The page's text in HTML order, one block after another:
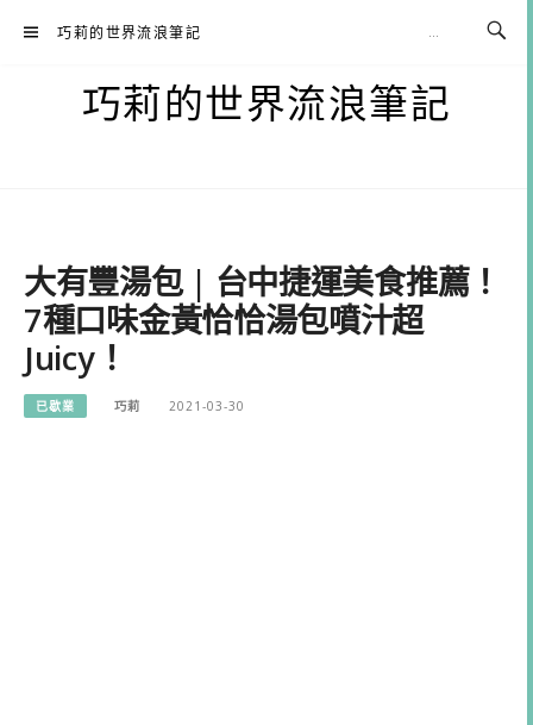
巧莉的世界流浪筆記
巧莉的世界流浪筆記
大有豐湯包 | 台中捷運美食推薦！
7種口味金黃恰恰湯包噴汁超
Juicy！
已歇業 巧莉 2021-03-30